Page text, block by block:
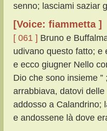
senno; lasciami saziar
[Voice: fiammetta ]
[ 061 ] Bruno e
udivano questo fatto; e
e ecco giugner Nello
Dio che sono insieme
arrabbiava, datovi
addosso a Calandrino;
e andossene là dove